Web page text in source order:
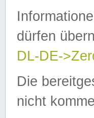
dürfen
DL-DE-
Die
nicht